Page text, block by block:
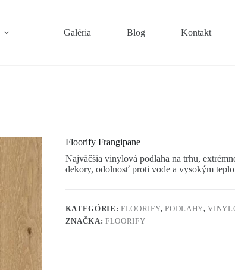
Galéria Blog Kontakt
Floorify Frangipane
Najväčšia vinylová podlaha na trhu,
dekory, odolnosť proti vode a vysokým
KATEGÓRIE: FLOORIFY,PODLAHY,
ZNAČKA: FLOORIFY